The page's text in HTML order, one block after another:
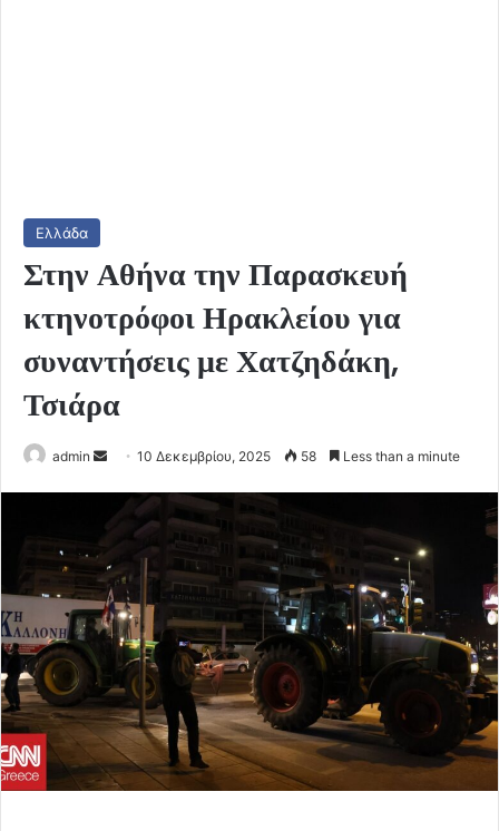
Ελλάδα
Στην Αθήνα την Παρασκευή
κτηνοτρόφοι Ηρακλείου για
συναντήσεις με Χατζηδάκη,
Τσιάρα
admin
Send10 Δεκεμβρίου, 2025 58 Less than a minute